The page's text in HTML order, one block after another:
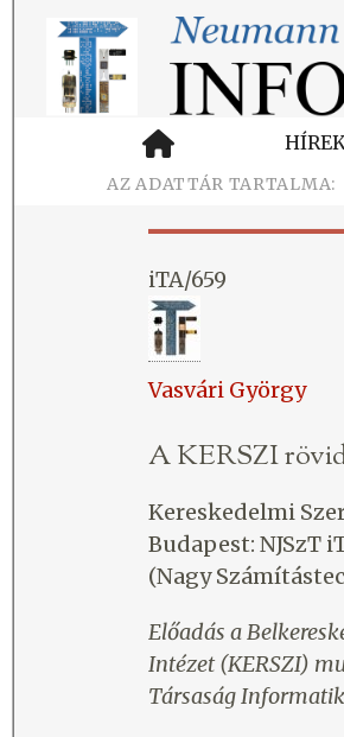
iTA/659
Vasvári György
A KERSZI
Kereskedelmi
Budapest: NJSzT
(Nagy
Előadás a
Intézet (KERSZI)
Társaság